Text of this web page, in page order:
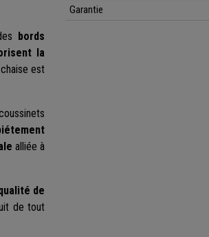
bords
la
est
alliée à
de
de tout
Garantie